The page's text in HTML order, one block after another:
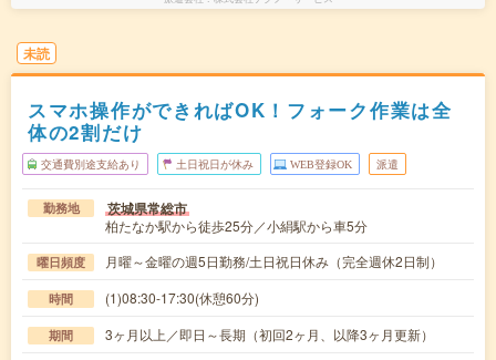
未読
スマホ操作ができればOK！フォーク作業は全
体の2割だけ
交通費別途支給あり 土日祝日が休み WEB登録OK 派遣
勤務地 茨城県常総市
柏たなか駅から徒歩25分／小絹駅から車5分
曜日頻度 月曜～金曜の週5日勤務/土日祝日休み（完全週休2日制）
時間 (1)08:30-17:30(休憩60分)
期間 3ヶ月以上／即日～長期（初回2ヶ月、以降3ヶ月更新）